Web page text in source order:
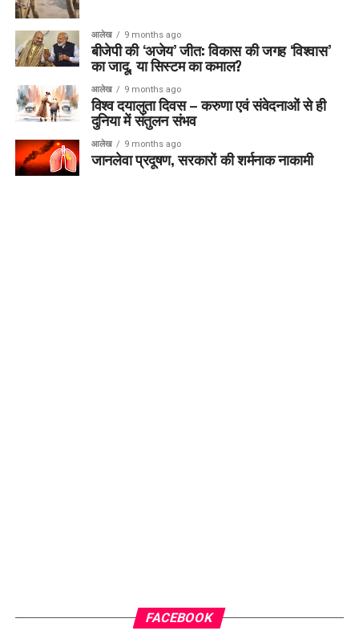
आलेख 9 months ago
बीजेपी की ‘अजेय’ जीत: विकास की जगह ‘विश्वास’
का जादू, या सिस्टम का कमाल?
आलेख 9 months ago
विश्व दयालुता दिवस – करुणा एवं संवेदनाओं से ही
दुनिया में संतुलन संभव
आलेख 9 months ago
जानलेवा प्रदूषण, सरकारों की शर्मनाक नाकामी
FACEBOOK